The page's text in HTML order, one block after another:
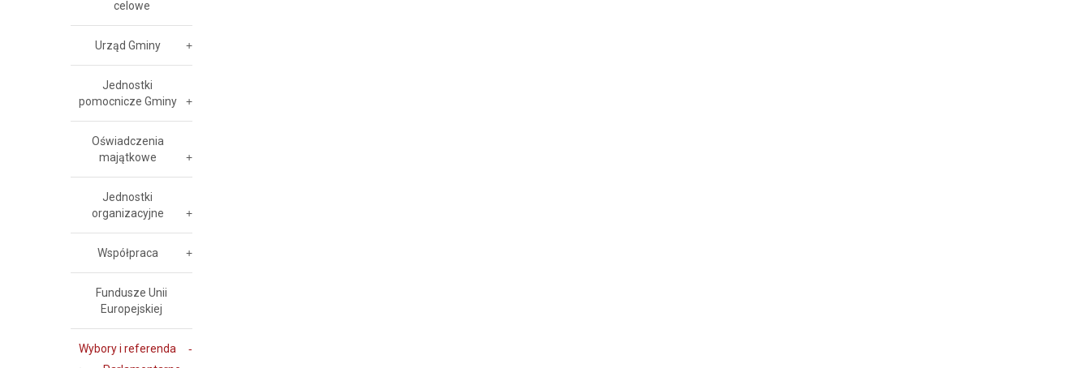
celowe
Urząd Gminy
Jednostki
pomocnicze Gminy
Oświadczenia
majątkowe
Jednostki
organizacyjne
Współpraca
Fundusze Unii
Europejskiej
Wybory i referenda